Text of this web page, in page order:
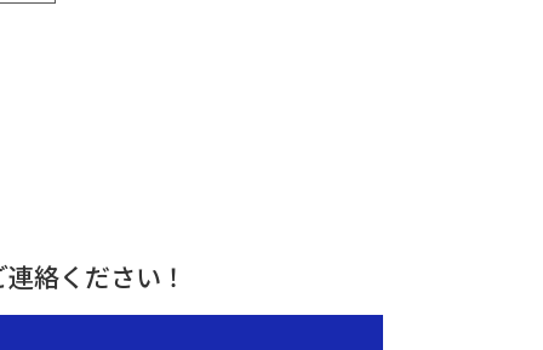
絡ください！